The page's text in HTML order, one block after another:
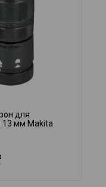
для
13 мм Makita